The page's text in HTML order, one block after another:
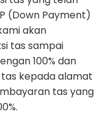
(Down Payment)
akan
tas sampai
100% dan
kepada alamat
tas yang